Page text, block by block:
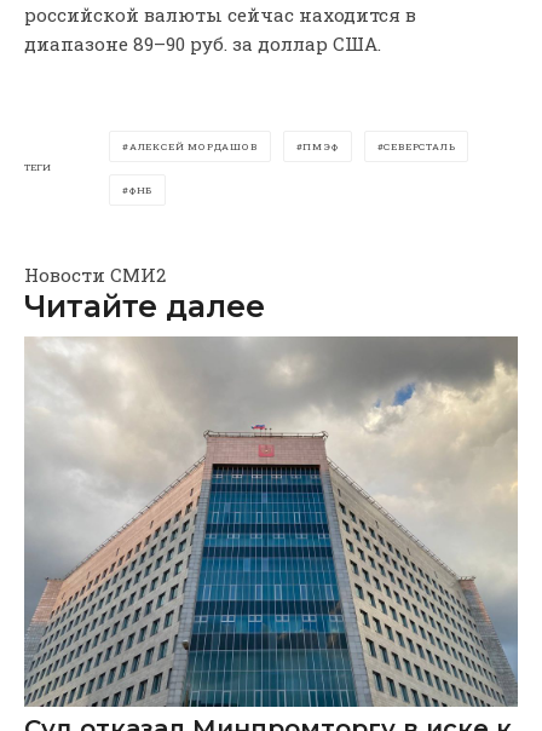
российской валюты сейчас находится в
диапазоне 89–90 руб. за доллар США.
ТЕГИ
АЛЕКСЕЙ МОРДАШОВ ПМЭФ СЕВЕРСТАЛЬ
ФНБ
Новости СМИ2
Читайте далее